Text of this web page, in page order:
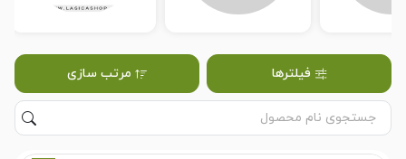
فیلترها مرتب سازی